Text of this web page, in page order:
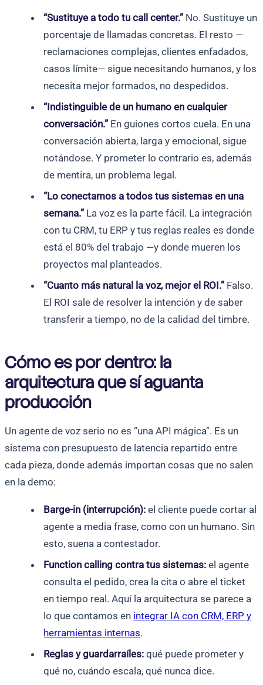
“Sustituye a todo tu call center.” No. Sustituye un
porcentaje de llamadas concretas. El resto —
reclamaciones complejas, clientes enfadados,
casos límite— sigue necesitando humanos, y los
necesita mejor formados, no despedidos.
“Indistinguible de un humano en cualquier
conversación.” En guiones cortos cuela. En una
conversación abierta, larga y emocional, sigue
notándose. Y prometer lo contrario es, además
de mentira, un problema legal.
“Lo conectamos a todos tus sistemas en una
semana.” La voz es la parte fácil. La integración
con tu CRM, tu ERP y tus reglas reales es donde
está el 80% del trabajo —y donde mueren los
proyectos mal planteados.
“Cuanto más natural la voz, mejor el ROI.” Falso.
El ROI sale de resolver la intención y de saber
transferir a tiempo, no de la calidad del timbre.
Cómo es por dentro: la
arquitectura que sí aguanta
producción
Un agente de voz serio no es “una API mágica”. Es un
sistema con presupuesto de latencia repartido entre
cada pieza, donde además importan cosas que no salen
en la demo:
Barge-in (interrupción): el cliente puede cortar al
agente a media frase, como con un humano. Sin
esto, suena a contestador.
Function calling contra tus sistemas: el agente
consulta el pedido, crea la cita o abre el ticket
en tiempo real. Aquí la arquitectura se parece a
lo que contamos en integrar IA con CRM, ERP y
herramientas internas.
Reglas y guardarraíles: qué puede prometer y
qué no, cuándo escala, qué nunca dice.